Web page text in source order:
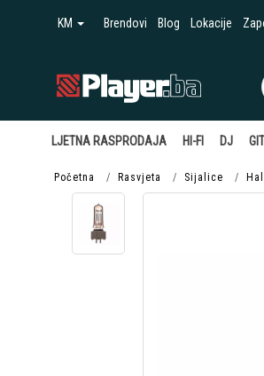
KM Brendovi Blog Lokacije
LJETNA RASPRODAJA HI-FI DJ
Početna Rasvjeta Sijalice